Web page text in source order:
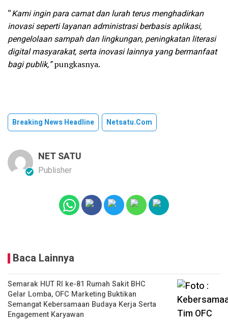
“Kami ingin para camat dan lurah terus menghadirkan
inovasi seperti layanan administrasi berbasis aplikasi,
pengelolaan sampah dan lingkungan, peningkatan literasi
digital masyarakat, serta inovasi lainnya yang bermanfaat
bagi publik,”pungkasnya.
Breaking News Headline Netsatu.com
NET SATU
Publisher
Baca Lainnya
Semarak HUT RI ke-81 Rumah Sakit BHC
Gelar Lomba, OFC Marketing Buktikan
Semangat Kebersamaan Budaya Kerja Serta
Engagement Karyawan